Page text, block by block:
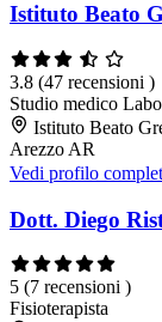
Istituto Beato
3.8 (47 recensioni )
Studio medico
Istituto Beato
Arezzo AR
Vedi profilo
Dott. Diego
5 (7 recensioni )
Fisioterapista